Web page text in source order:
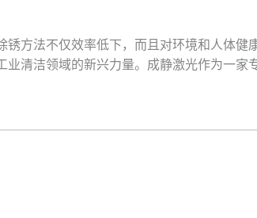
方法不仅效率低下，而且对环境和人体健
清洁领域的新兴力量。成静激光作为一家